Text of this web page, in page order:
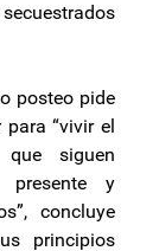
posteo pide
para “vivir el
que siguen
presente y
concluye
principios